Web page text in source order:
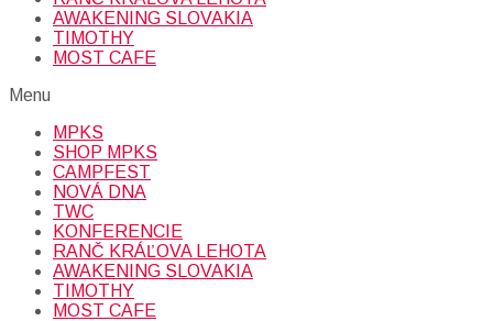
AWAKENING SLOVAKIA
TIMOTHY
MOST CAFE
Menu
MPKS
SHOP MPKS
CAMPFEST
NOVÁ DNA
TWC
KONFERENCIE
RANČ KRÁĽOVA LEHOTA
AWAKENING SLOVAKIA
TIMOTHY
MOST CAFE